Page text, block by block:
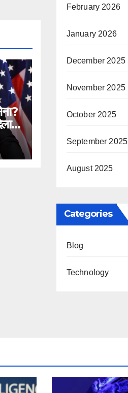
February 2026
January 2026
December 2025
November 2025
October 2025
September 2025
August 2025
Categories
Blog
Technology